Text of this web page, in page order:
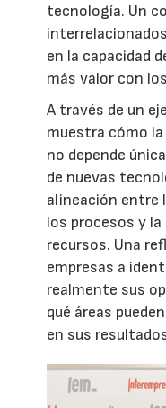
tecnología. Un
en la capacidad
más valor con
A través de un
muestra cómo
no depende
de nuevas
alineación entre
los procesos y
recursos. Una
empresas a
realmente sus
qué áreas
en sus